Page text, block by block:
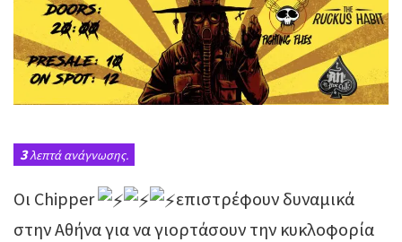
3λεπτά ανάγνωσης.
Οι Chipper
επιστρέφουν δυναμικά
στην Αθήνα για να γιορτάσουν την κυκλοφορία